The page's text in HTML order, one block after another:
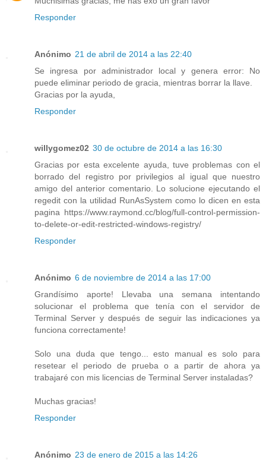
Responder
Anónimo 21 de abril de 2014 a las 22:40
Se ingresa por administrador local y genera error: No
puede eliminar periodo de gracia, mientras borrar la llave.
Gracias por la ayuda,
Responder
willygomez02 30 de octubre de 2014 a las 16:30
Gracias por esta excelente ayuda, tuve problemas con el
borrado del registro por privilegios al igual que nuestro
amigo del anterior comentario. Lo solucione ejecutando el
regedit con la utilidad RunAsSystem como lo dicen en esta
pagina https://www.raymond.cc/blog/full-control-permission-
to-delete-or-edit-restricted-windows-registry/
Responder
Anónimo 6 de noviembre de 2014 a las 17:00
Grandísimo aporte! Llevaba una semana intentando
solucionar el problema que tenía con el servidor de
Terminal Server y después de seguir las indicaciones ya
funciona correctamente!
Solo una duda que tengo... esto manual es solo para
resetear el periodo de prueba o a partir de ahora ya
trabajaré con mis licencias de Terminal Server instaladas?
Muchas gracias!
Responder
Anónimo 23 de enero de 2015 a las 14:26